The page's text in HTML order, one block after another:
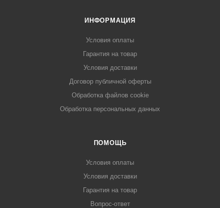
ИНФОРМАЦИЯ
Условия оплаты
Гарантия на товар
Условия доставки
Договор публичной оферты
Обработка файлов cookie
Обработка персональных данных
ПОМОЩЬ
Условия оплаты
Условия доставки
Гарантия на товар
Вопрос-ответ